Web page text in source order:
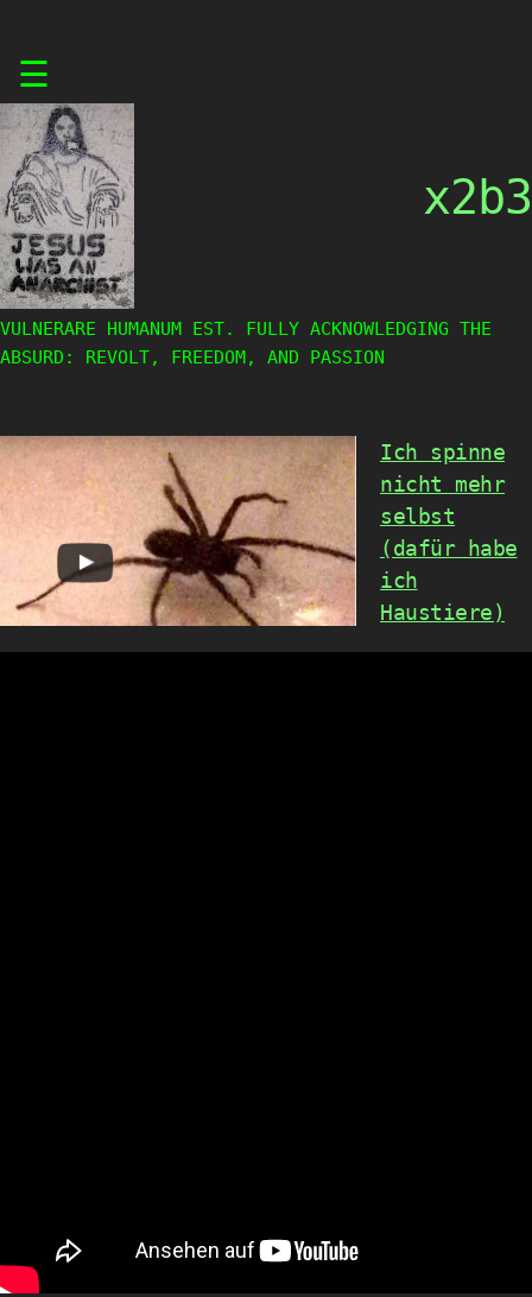
content
☰
x2b3
VULNERARE HUMANUM EST. FULLY ACKNOWLEDGING THE
ABSURD: REVOLT, FREEDOM, AND PASSION
Ich spinne
nicht mehr
selbst
(dafür habe
ich
Haustiere)